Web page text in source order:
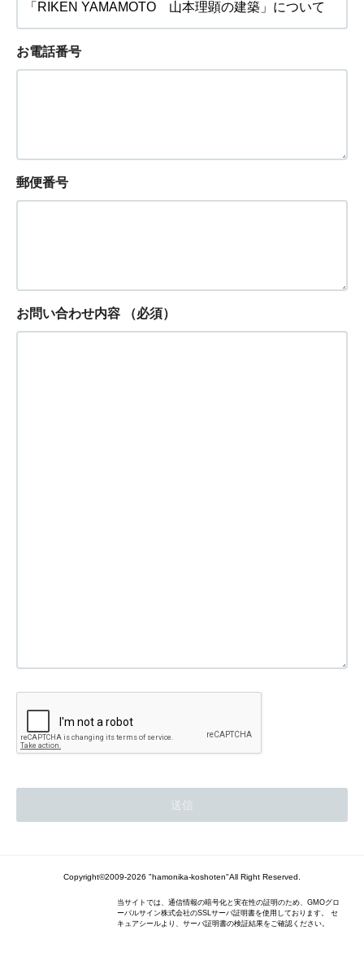
お電話番号
郵便番号
お問い合わせ内容 （必須）
Copyright©2009-2026 "hamonika-koshoten"All Right Reserved.
当サイトでは、通信情報の暗号化と実在性の証明のため、GMOグロ
ーバルサイン株式会社のSSLサーバ証明書を使用しております。 セ
キュアシールより、サーバ証明書の検証結果をご確認ください。